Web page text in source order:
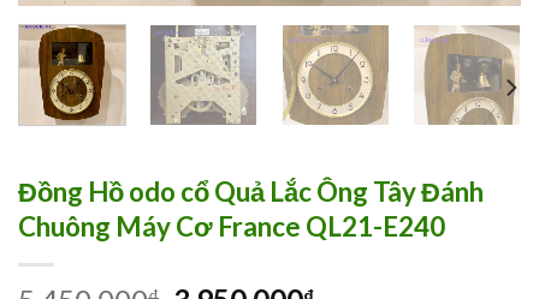
Đồng Hồ odo cổ Quả Lắc Ông Tây Đánh
Chuông Máy Cơ France QL21-E240